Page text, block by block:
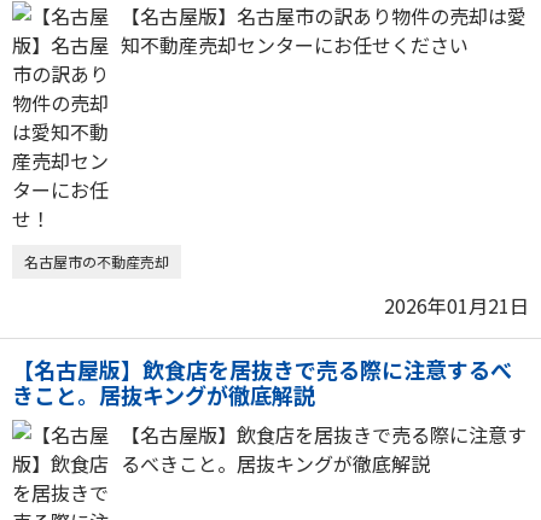
【名古屋版】名古屋市の訳あり物件の売却は愛
知不動産売却センターにお任せください
名古屋市の不動産売却
2026年01月21日
【名古屋版】飲食店を居抜きで売る際に注意するべ
きこと。居抜キングが徹底解説
【名古屋版】飲食店を居抜きで売る際に注意す
るべきこと。居抜キングが徹底解説